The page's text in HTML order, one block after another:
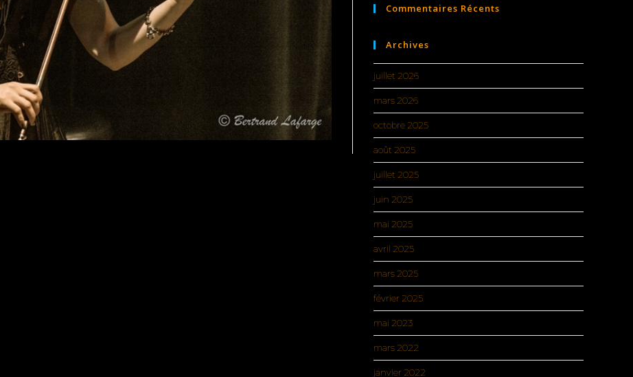
Commentaires Récents
Archives
juillet 2026
mars 2026
octobre 2025
août 2025
juillet 2025
juin 2025
mai 2025
avril 2025
mars 2025
février 2025
mai 2023
mars 2022
janvier 2022